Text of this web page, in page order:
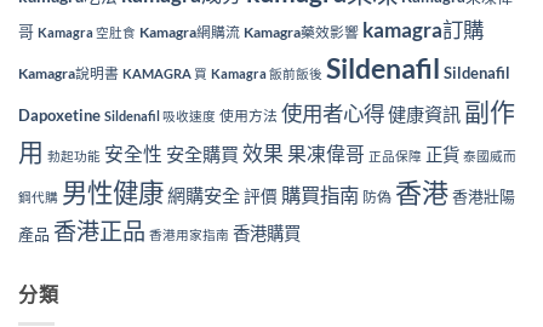
哥 Kamagra 空肚食 Kamagra網購流 Kamagra藥效影響 kamagra訂購
Kamagra說明書 KAMAGRA 買 Kamagra 飯前飯後 Sildenafil Sildenafil
Dapoxetine Sildenafil 吸收速度 使用方法 使用者心得健康資訊 副作
用 勃起功能 安全性 安全購買 效果 果凍偉哥 正品保障 正貨 泰國威而
鋼代購 男性健康網購安全評價 購買指南 防偽 香港香港壯陽
產品 香港正品 香港用家指南 香港購買
分類